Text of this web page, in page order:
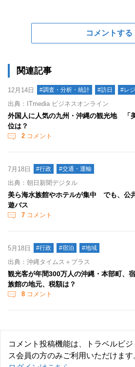
コメントする
関連記事
12月14日 #調査・分析・統計 #訪日 #レ
出典：ITmedia ビジネスオンライン
外国人に人気の九州・沖縄の観光地 「
位は？
2 コメント
7月18日 #行政 #交通・運輸
出典：朝日新聞デジタル
美ら海水族館やホテルが集中 でも、公
遊バス
7 コメント
5月18日 #行政 #宿泊 #地域
出典：沖縄タイムス＋プラス
観光客が年間300万人の沖縄・本部町、
族館の地元、税額は？
8 コメント
コメント投稿機能は、トラベルビ
ス会員の方のみご利用いただけます